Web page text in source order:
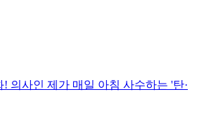
! 의사인 제가 매일 아침 사수하는 '탄·